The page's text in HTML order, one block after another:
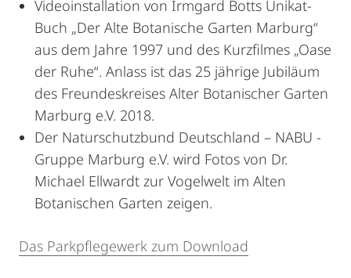
Videoinstallation von Irmgard Botts Unikat-
Buch „Der Alte Botanische Garten Marburg“
aus dem Jahre 1997 und des Kurzfilmes „Oase
der Ruhe“. Anlass ist das 25 jährige Jubiläum
des Freundeskreises Alter Botanischer Garten
Marburg e.V. 2018.
Der Naturschutzbund Deutschland – NABU -
Gruppe Marburg e.V. wird Fotos von Dr.
Michael Ellwardt zur Vogelwelt im Alten
Botanischen Garten zeigen.
Das Parkpflegewerk zum Download